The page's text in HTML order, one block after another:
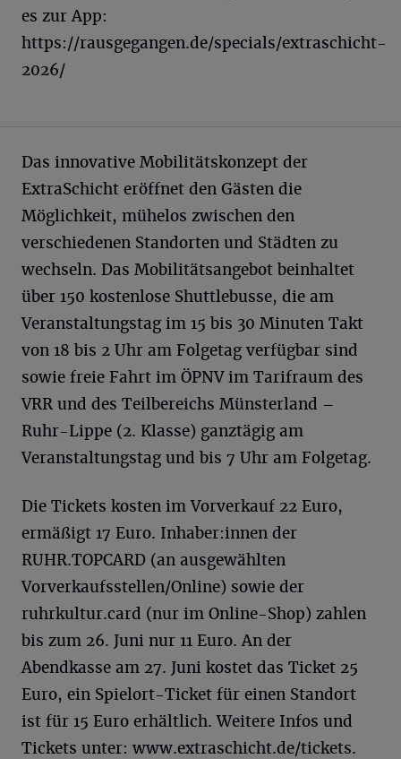
es zur App:
https://rausgegangen.de/specials/extraschicht-
2026/
Das innovative Mobilitätskonzept der
ExtraSchicht eröffnet den Gästen die
Möglichkeit, mühelos zwischen den
verschiedenen Standorten und Städten zu
wechseln. Das Mobilitätsangebot beinhaltet
über 150 kostenlose Shuttlebusse, die am
Veranstaltungstag im 15 bis 30 Minuten Takt
von 18 bis 2 Uhr am Folgetag verfügbar sind
sowie freie Fahrt im ÖPNV im Tarifraum des
VRR und des Teilbereichs Münsterland –
Ruhr-Lippe (2. Klasse) ganztägig am
Veranstaltungstag und bis 7 Uhr am Folgetag.
Die Tickets kosten im Vorverkauf 22 Euro,
ermäßigt 17 Euro. Inhaber:innen der
RUHR.TOPCARD (an ausgewählten
Vorverkaufsstellen/Online) sowie der
ruhrkultur.card (nur im Online-Shop) zahlen
bis zum 26. Juni nur 11 Euro. An der
Abendkasse am 27. Juni kostet das Ticket 25
Euro, ein Spielort-Ticket für einen Standort
ist für 15 Euro erhältlich. Weitere Infos und
Tickets unter: www.extraschicht.de/tickets.